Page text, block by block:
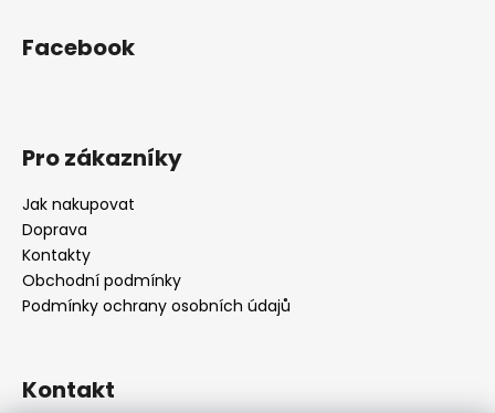
Facebook
Pro zákazníky
Jak nakupovat
Doprava
Kontakty
Obchodní podmínky
Podmínky ochrany osobních údajů
Kontakt